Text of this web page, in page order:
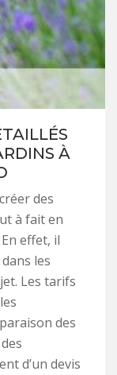
À
des
à fait en
effet, il
les
Les tarifs
des
d’un devis